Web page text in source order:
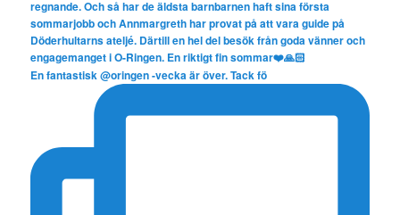
En fantastisk @oringen -vecka är över. Tack fö